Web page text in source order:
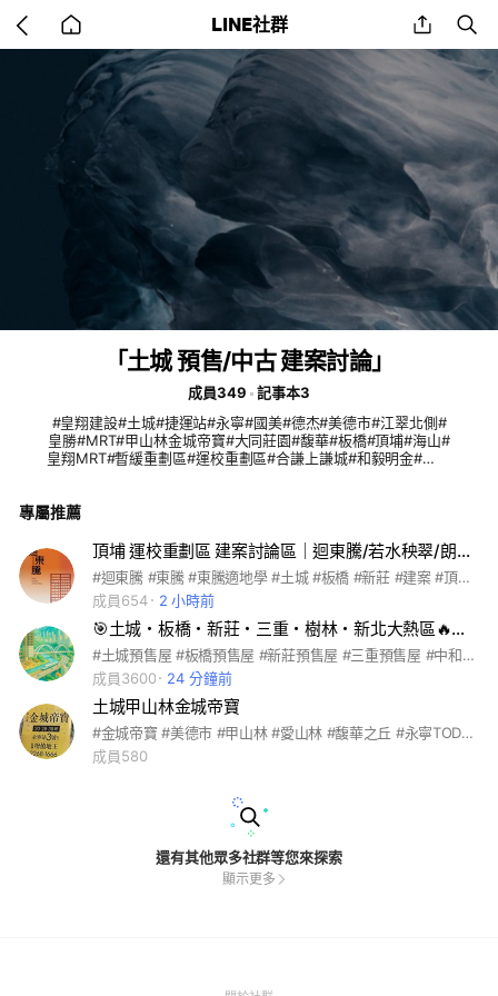
back
to
home
LINE社群 share
「土城 預售/中古 建案討論」
成員349
記事本3
#皇翔建設#土城#捷運站#永寧#國美#德杰#美德市#江翠北側#
皇勝#MRT#甲山林金城帝寶#大同莊園#馥華#板橋#頂埔#海山#
皇翔MRT#暫緩重劃區#運校重劃區#合謙上謙城#和毅明金#金城
專屬推薦
頂埔 運校重劃區 建案討論區｜迴東騰/若水秧翠/朗沐/和耀美家/合康雙匯/新濠岳/福容雙捷A
#迴東騰 #東騰 #東騰適地學 #土城 #板橋 #新莊 #建案 #頂埔 #運校重劃區 #新濠岳 #璞園 #運校 #若水秧翠 #合康雙匯 #和耀美家 #朗沐 #新濠岳 #福容雙捷A+ #天好運3
成員654
2 小時前
🎯土城・板橋・新莊・三重・樹林・新北大熱區🔥建案房產討論🚇板南線・新蘆線・三鶯線・萬大線🥚新北大巨蛋
#土城預售屋 #板橋預售屋 #新莊預售屋 #三重預售屋 #中和預售屋 #永和預售屋 #新店預售屋 #新北預售屋 #新北熱區 #捷運宅 #捷運沿線建案 #三鶯線建案 #萬大線建案 #板南線建案 #環狀線建案 #土城新建案 #板橋新建案 #頂埔重劃區 #暫緩重劃區 #司法園區 #科技園區 #浮洲重劃區 #左岸重劃區 #十四張重劃區 #首購族建案 #低總價建案 #高坪效三房 #自住建案 #小宅收租首選 #投資型建案 #生活機能好 #高樓層景觀 #早鳥 #潛銷 #金龍 #打房 #建案開箱 #建案評價 #建商評比 #建案懶人包 #建案實評 #建案地圖 #房價分析 #實價登錄 #看屋筆記 #交屋地雷 #買房避雷 #建案黑名單 #爛尾風險 #營造品質 #交屋標準 #房市趨勢 #新濠岳 #新濠漾 #新濠一 #新濠建設 #馥華之丘 #馥華原真 #馥華城奕 #馥華艾美 #馥華建設 #國泰meta #meta park #國泰建設 #信義代銷 #海悅建設 #建商直售 #非代銷 #品質監控 #中工 #丞石 #台信 #君泰 #國泰 #合康 #和毅明金 #和耀 #宏盛 #宏璟青雲 #富都 #新聯陽 #新濠 #欣羽 #永大興 #海悅 #潤泰 #紅布朗花園 #茂德 #芊翠 #寶佳 #台信 #法務 #華固 #華悅 #華熊 #華鉅 #萬豪 #艾美 #皇翔 #竹城中洲 #遠揚 #馥麗 #馥御 #馥羽 #馥達 #馥華 #鴻海 #三輝 #上謙城 #正崴 #社宅 #媽祖田 #捷運宅 #meta #meta park #國泰meta #國泰meta park #一品學苑 #心上城 #城品學苑 #宏盛水悅 #金城舞 #金林梧境 #泱美 #四季 #四季平安 #紅布朗花園 #芊翠 #清水 #福林之丘 #宏璟青雲 #百俊吾双 #松陽馥麗 #家泰嘉潤丰藏 #悠森學 #新潤世界城 #松柏大院 #新板東京 #聯開 #大洋 #新濠 #新濠岳 #富都新 #富都新玉 #三峽 #丹鳳站 #土城清水 #土城站 #新莊丹鳳 #板橋艾美 #板橋浮洲 #頂埔 #頂埔站 #永寧站 #海山站 #金城路 #清水 #暫緩重劃區 #科技園區 #校運 #中工ai #雲宇宙 #司法園區 #華南 #國泰 #花王 #統一 #國壽 #永寧 #是東騰 #東騰 #東騰韻 #東騰學 #三鶯
成員3600
24 分鐘前
土城甲山林金城帝寶
#金城帝寶 #美德市 #甲山林 #愛山林 #馥華之丘 #永寧TOD #中工雲 #長虹建設 #國美建設 #皇翔MRT #大潤發 #台北101 #大同莊園3 #萬大線 #板南線 #永寧站4房 #永寧站1房 #永寧站2房 #永寧站3房 #馥華原真 #捷運宅 #公園宅 #花園宅
成員580
還有其他眾多社群等您來探索
顯示更多